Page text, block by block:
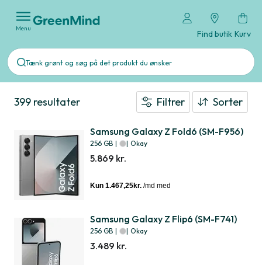
Menu
Find butik Kurv
399 resultater Filtrer Sorter
Samsung Galaxy Z Fold6 (SM-F956)
256 GB | | Okay
5.869 kr.
Samsung Galaxy Z Flip6 (SM-F741)
256 GB | | Okay
3.489 kr.